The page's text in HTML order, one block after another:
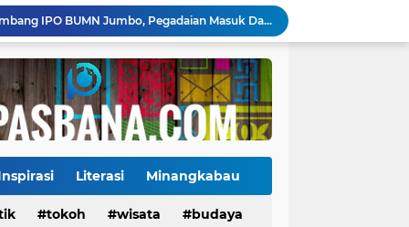
Danantara Siapkan Gelombang IPO BUMN Jumbo, Pegadaian Masuk Daftar Prioritas
Kasus Campak Masih Mengintai, Kemenkes Ingatkan Risiko Penularan di Sekolah
Jadwal Pekan Perdana Super League 2026/2027: Big Match Langsung Warnai Awal Musim
Payakumbuh Luncurkan GEMPITA BERSAMA, Dorong Pekarangan Jadi Sumber Pangan Keluarga
130 ASN dan Warga Payakumbuh Ikut Vaksin HPV, Upaya Cegah Kanker Serviks Diperluas
Jalan Sungai Rumbai Timur–Blok D Sitiung II Mulai Diaspal, Akhiri Belasan Tahun Rusak
Literasi Minangkabau
Tokoh budaya kuliner
tokoh wisata budaya